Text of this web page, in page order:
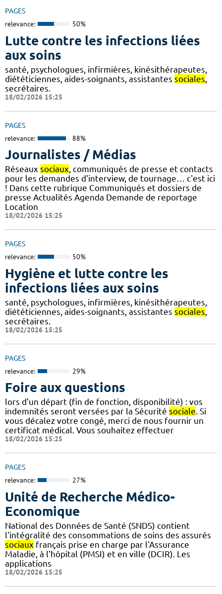
PAGES
relevance: 50%
Lutte contre les infections liées
aux soins
santé, psychologues, infirmières, kinésithérapeutes,
diététiciennes, aides-soignants, assistantes sociales,
secrétaires.
18/02/2026 15:25
PAGES
relevance: 88%
Journalistes / Médias
Réseaux sociaux, communiqués de presse et contacts
pour les demandes d'interview, de tournage… c'est ici
! Dans cette rubrique Communiqués et dossiers de
presse Actualités Agenda Demande de reportage
Location
18/02/2026 15:25
PAGES
relevance: 50%
Hygiène et lutte contre les
infections liées aux soins
santé, psychologues, infirmières, kinésithérapeutes,
diététiciennes, aides-soignants, assistantes sociales,
secrétaires.
18/02/2026 15:25
PAGES
relevance: 29%
Foire aux questions
lors d'un départ (fin de fonction, disponibilité) : vos
indemnités seront versées par la Sécurité sociale. Si
vous décalez votre congé, merci de nous fournir un
certificat médical. Vous souhaitez effectuer
18/02/2026 15:25
PAGES
relevance: 27%
Unité de Recherche Médico-
Economique
National des Données de Santé (SNDS) contient
l'intégralité des consommations de soins des assurés
sociaux français prise en charge par l'Assurance
Maladie, à l'hôpital (PMSI) et en ville (DCIR). Les
applications
18/02/2026 15:25